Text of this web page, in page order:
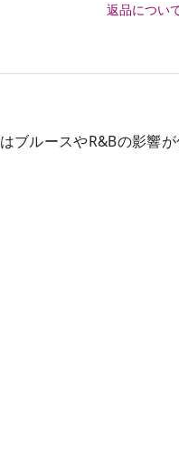
返品につい
ブルースやR&Bの影響